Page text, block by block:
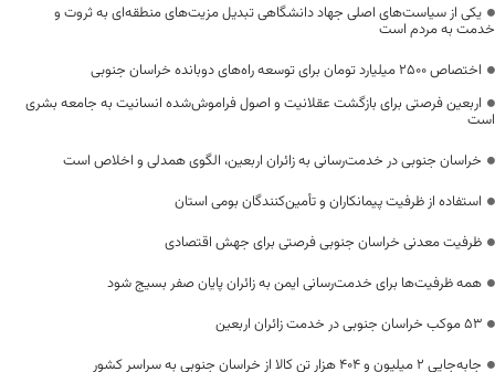
یکی از سیاست‌های اصلی جهاد دانشگاهی تبدیل مزیت‌های منطقه‌ای به ثروت و
خدمت به مردم است
اختصاص 2500 میلیارد تومان برای توسعه راه‌های دوبانده خراسان جنوبی
اربعین فرصتی برای بازگشت عقلانیت و اصول فراموش‌شده انسانیت به جامعه بشری
است
خراسان جنوبی در خدمت‌رسانی به زائران اربعین، الگوی همدلی و اخلاص است
استفاده از ظرفیت پیمانکاران و تأمین‌کنندگان بومی استان
ظرفیت معدنی خراسان جنوبی فرصتی برای جهش اقتصادی
همه ظرفیت‌ها برای خدمت‌رسانی ایمن به زائران پایان صفر بسیج شود
53 موکب خراسان جنوبی در خدمت زائران اربعین
جابه‌جایی 2 میلیون و 404 هزار تن کالا از خراسان جنوبی به سراسر کشور